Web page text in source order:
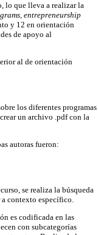
lo que lleva a realizar la
entrepreneurship
y 12 en orientación
de apoyo al
al de orientación
los diferentes programas
un archivo .pdf con la
autoras fueron:
se realiza la búsqueda
contexto específico.
es codificada en las
con subcategorías